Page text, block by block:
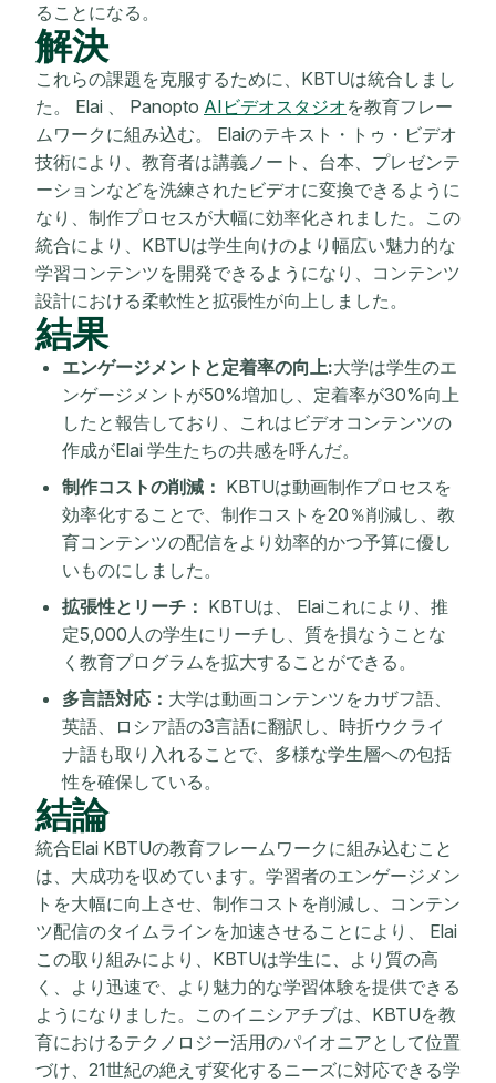
ることになる。
解決
これらの課題を克服するために、KBTUは統合しまし
た。 Elai 、 Panopto AIビデオスタジオを教育フレー
ムワークに組み込む。 Elaiのテキスト・トゥ・ビデオ
技術により、教育者は講義ノート、台本、プレゼンテ
ーションなどを洗練されたビデオに変換できるように
なり、制作プロセスが大幅に効率化されました。この
統合により、KBTUは学生向けのより幅広い魅力的な
学習コンテンツを開発できるようになり、コンテンツ
設計における柔軟性と拡張性が向上しました。
結果
エンゲージメントと定着率の向上:大学は学生のエ
ンゲージメントが50%増加し、定着率が30%向上
したと報告しており、これはビデオコンテンツの
作成がElai 学生たちの共感を呼んだ。
制作コストの削減： KBTUは動画制作プロセスを
効率化することで、制作コストを20％削減し、教
育コンテンツの配信をより効率的かつ予算に優し
いものにしました。
拡張性とリーチ： KBTUは、 Elaiこれにより、推
定5,000人の学生にリーチし、質を損なうことな
く教育プログラムを拡大することができる。
多言語対応： 大学は動画コンテンツをカザフ語、
英語、ロシア語の3言語に翻訳し、時折ウクライ
ナ語も取り入れることで、多様な学生層への包括
性を確保している。
結論
統合Elai KBTUの教育フレームワークに組み込むこと
は、大成功を収めています。学習者のエンゲージメン
トを大幅に向上させ、制作コストを削減し、コンテン
ツ配信のタイムラインを加速させることにより、 Elai
この取り組みにより、KBTUは学生に、より質の高
く、より迅速で、より魅力的な学習体験を提供できる
ようになりました。このイニシアチブは、KBTUを教
育におけるテクノロジー活用のパイオニアとして位置
づけ、21世紀の絶えず変化するニーズに対応できる学